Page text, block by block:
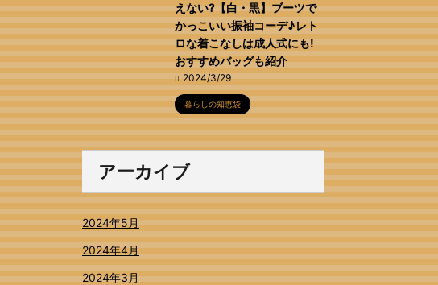
えない?【白・黒】ブーツで
かっこいい振袖コーデ♪レト
ロな着こなしは成人式にも!
おすすめバッグも紹介
2024/3/29
暮らしの知恵袋
アーカイブ
2024年5月
2024年4月
2024年3月